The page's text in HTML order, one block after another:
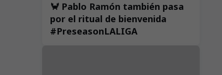
🦀 Pablo Ramón también pasa
por el ritual de bienvenida
#PreseasonLALIGA